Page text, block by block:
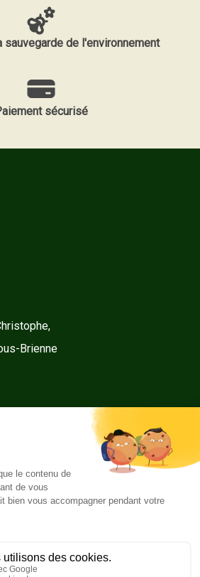
sauvegarde de l'environnement
sécurisé
Brienne
Vente